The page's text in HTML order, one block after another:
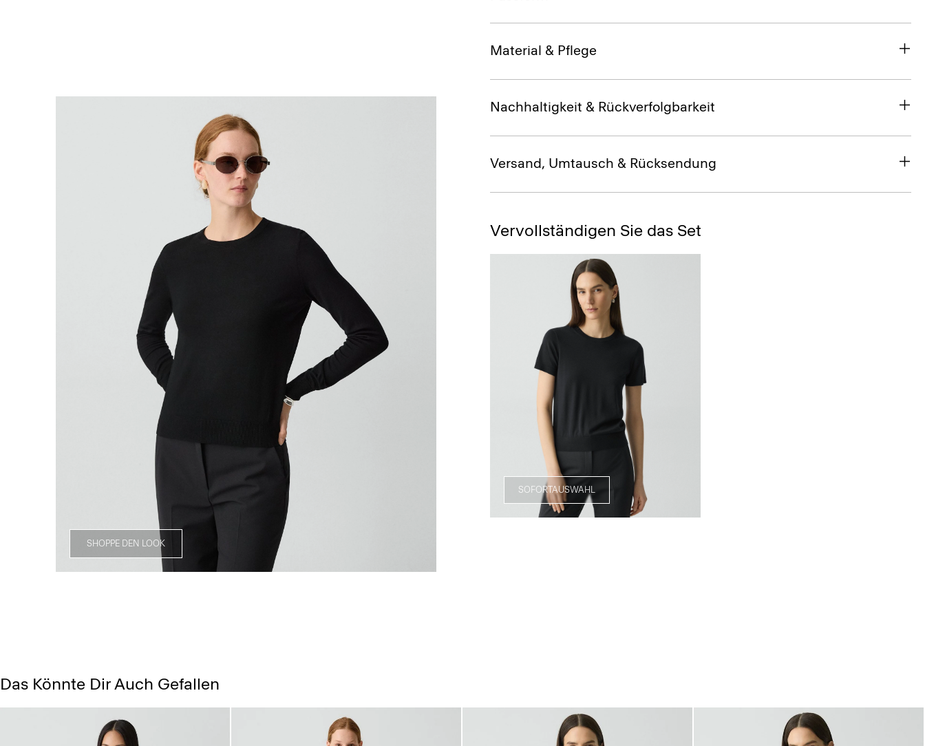
SHOPPE DEN LOOK
Material & Pflege
Nachhaltigkeit & Rückverfolgbarkeit
Versand, Umtausch & Rücksendung
Vervollständigen Sie das Set
SOFORTAUSWAHL
Das Könnte Dir Auch Gefallen